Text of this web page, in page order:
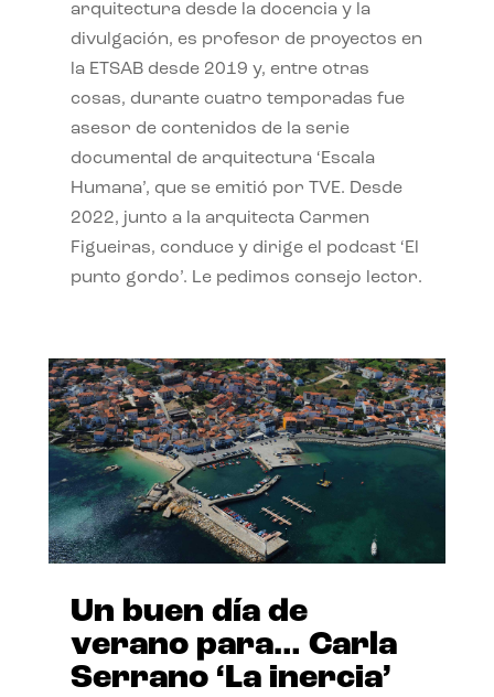
arquitectura desde la docencia y la
divulgación, es profesor de proyectos en
la ETSAB desde 2019 y, entre otras
cosas, durante cuatro temporadas fue
asesor de contenidos de la serie
documental de arquitectura ‘Escala
Humana’, que se emitió por TVE. Desde
2022, junto a la arquitecta Carmen
Figueiras, conduce y dirige el podcast ‘El
punto gordo’. Le pedimos consejo lector.
Un buen día de
verano para… Carla
Serrano ‘La inercia’